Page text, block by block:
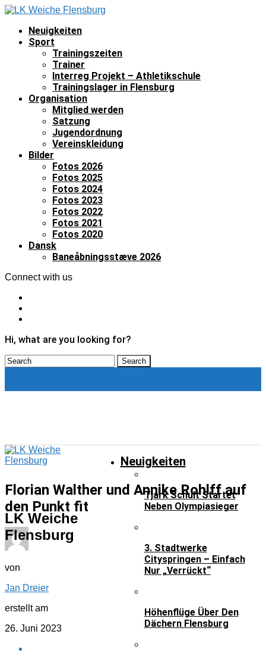
Neuigkeiten
Sport
Trainingszeiten
Trainer
Interreg Projekt – Athletikschule
Trainingslager in Flensburg
Organisation
Mitglied werden
Satzung
Jugendordnung
Vereinskleidung
Bilder
Fotos 2026
Fotos 2025
Fotos 2024
Fotos 2023
Fotos 2022
Fotos 2021
Fotos 2020
Dansk
Baneåbningsstæve 2026
Connect with us
Hi, what are you looking for?
LK Weiche
Flensburg
Neuigkeiten
Tjark Schult Startet
Neben Olympiasieger
3. Stadtwerke
Cityspringen – Einfach
Nur „verrückt“
Höhenflüge Über Den
Dächern Flensburg
Neuigkeiten
Florian Walther und Annike Rohlff auf
den Punkt fit
von
Jan Dreier
erstellt am
26. Juni 2023